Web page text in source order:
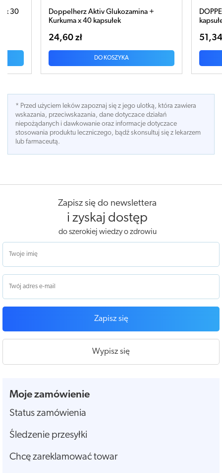
+
DOPPELHERZ Aktiv Na Stawy Forte x 60
kapsułek
51,34 zł
DO KOSZYKA
* Przed użyciem leków zapoznaj się z jego ulotką, która zawiera
wskazania, przeciwskazania, dane dotyczace działań
niepożądanych i dawkowanie oraz informacje dotyczace
stosowania produktu leczniczego, bądź skonsultuj się z lekarzem
lub farmaceutą.
Zapisz się do newslettera
i zyskaj dostęp
do szerokiej wiedzy o zdrowiu
Zapisz się
Wypisz się
Moje zamówienie
Status zamówienia
Śledzenie przesyłki
Chcę zareklamować towar